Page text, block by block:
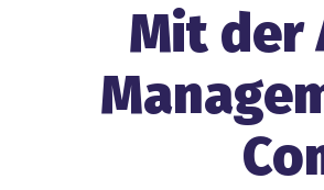
Mit der